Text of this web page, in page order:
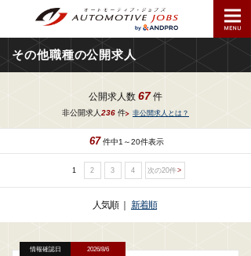
その他職種の公開求人
公開求人数 67 件
非公開求人236 件 非公開求人とは？
67 件中1～20件表示
1 2 3 4 次の20件
人気順 新着順
情報確認日 2026/8/6